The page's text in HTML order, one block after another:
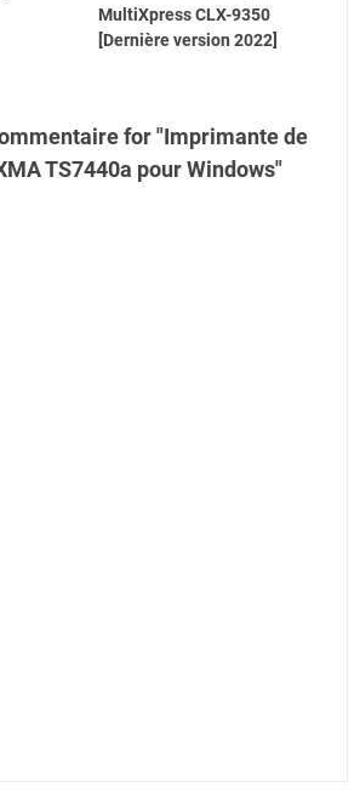
MultiXpress CLX-9350
[Dernière version 2022]
for "Imprimante de
TS7440a pour Windows"